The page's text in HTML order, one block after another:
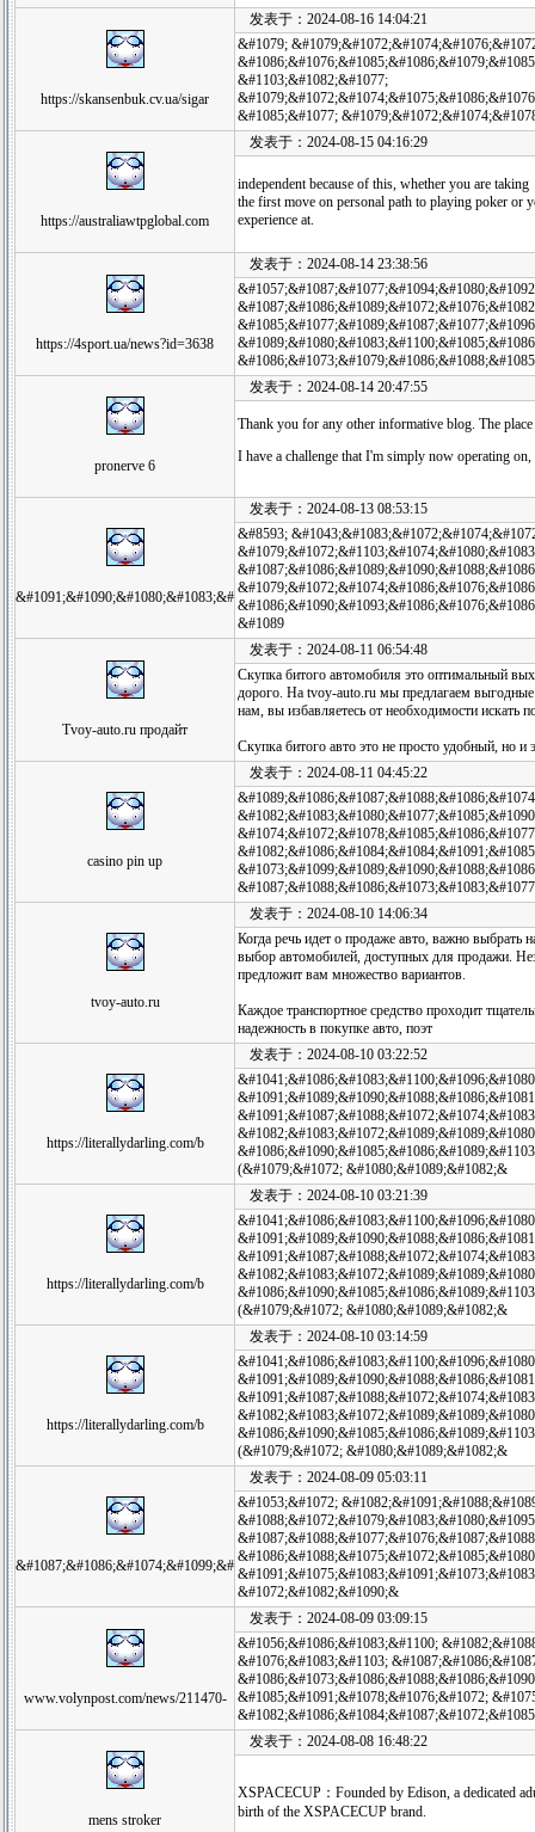
https://skansenbuk.cv.ua/sigar
发表于：2024-08-16 14:04:21
&#1079;
&#1103;&#1082;&#1077;
&#1085;&#1077;
https://australiawtpglobal.com
发表于：2024-08-15 04:16:29
independent because of this, whether you are taking
the first move on personal path to playing poker or
experience at.
https://4sport.ua/news?id=3638
发表于：2024-08-14 23:38:56
pronerve 6
发表于：2024-08-14 20:47:55
Thank you for any other informative blog. The
I have a challenge that I'm simply now operating
&#1091;&#1090;&#1080;&#1083;&#
发表于：2024-08-13 08:53:15
&#8593;
&#1089
Tvoy-auto.ru продайт
发表于：2024-08-11 06:54:48
Скупка битого автомобиля это оптимальный
дорого. На tvoy-auto.ru мы предлагаем
нам, вы избавляетесь от необходимости искать
Скупка битого авто это не просто удобный, но
casino pin up
发表于：2024-08-11 04:45:22
tvoy-auto.ru
发表于：2024-08-10 14:06:34
Когда речь идет о продаже авто, важно
выбор автомобилей, доступных для продажи.
предложит вам множество вариантов.
Каждое транспортное средство проходит
надежность в покупке авто, поэт
https://literallydarling.com/b
发表于：2024-08-10 03:22:52
(&#1079;&#1072; &#1080;&#1089;&#1082;&
https://literallydarling.com/b
发表于：2024-08-10 03:21:39
(&#1079;&#1072; &#1080;&#1089;&#1082;&
https://literallydarling.com/b
发表于：2024-08-10 03:14:59
(&#1079;&#1072; &#1080;&#1089;&#1082;&
&#1087;&#1086;&#1074;&#1099;&#
发表于：2024-08-09 05:03:11
&#1053;&#1072;
&#1072;&#1082;&#1090;&
www.volynpost.com/news/211470-
发表于：2024-08-09 03:09:15
&#1056;&#1086;&#1083;&#1100;
&#1076;&#1083;&#1103;
&#1085;&#1091;&#1078;&#1076;&#1072;
mens stroker
发表于：2024-08-08 16:48:22
XSPACECUP：Founded by Edison, a dedicated
birth of the XSPACECUP brand.